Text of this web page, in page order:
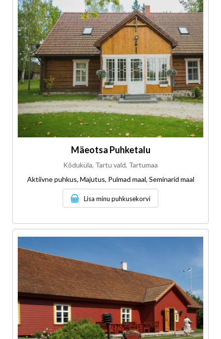
Mäeotsa Puhketalu
Kõduküla, Tartu vald, Tartumaa
Aktiivne puhkus, Majutus, Pulmad maal, Seminarid maal
Lisa minu puhkusekorvi